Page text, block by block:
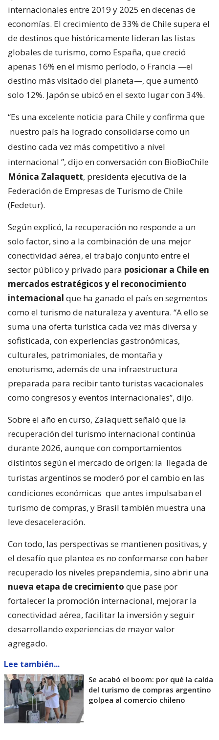
internacionales entre 2019 y 2025 en decenas de
economías. El crecimiento de 33% de Chile supera el
de destinos que históricamente lideran las listas
globales de turismo, como España, que creció
apenas 16% en el mismo período, o Francia —el
destino más visitado del planeta—, que aumentó
solo 12%. Japón se ubicó en el sexto lugar con 34%.
“Es una excelente noticia para Chile y confirma que
nuestro país ha logrado consolidarse como un
destino cada vez más competitivo a nivel
internacional ”, dijo en conversación con BioBioChile
Mónica Zalaquett, presidenta ejecutiva de la
Federación de Empresas de Turismo de Chile
(Fedetur).
Según explicó, la recuperación no responde a un
solo factor, sino a la combinación de una mejor
conectividad aérea, el trabajo conjunto entre el
sector público y privado para posicionar a Chile en
mercados estratégicos y el reconocimiento
internacional que ha ganado el país en segmentos
como el turismo de naturaleza y aventura. “A ello se
suma una oferta turística cada vez más diversa y
sofisticada, con experiencias gastronómicas,
culturales, patrimoniales, de montaña y
enoturismo, además de una infraestructura
preparada para recibir tanto turistas vacacionales
como congresos y eventos internacionales”, dijo.
Sobre el año en curso, Zalaquett señaló que la
recuperación del turismo internacional continúa
durante 2026, aunque con comportamientos
distintos según el mercado de origen: la llegada de
turistas argentinos se moderó por el cambio en las
condiciones económicas que antes impulsaban el
turismo de compras, y Brasil también muestra una
leve desaceleración.
Con todo, las perspectivas se mantienen positivas, y
el desafío que plantea es no conformarse con haber
recuperado los niveles prepandemia, sino abrir una
nueva etapa de crecimiento que pase por
fortalecer la promoción internacional, mejorar la
conectividad aérea, facilitar la inversión y seguir
desarrollando experiencias de mayor valor
agregado.
Lee también...
Se acabó el boom: por qué la caída
del turismo de compras argentino
golpea al comercio chileno